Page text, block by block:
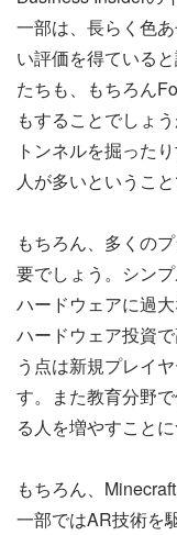
一部は、長らく色
い評価を得ている
たちも、もちろん
もすることでしょ
トンネルを掘った
人が多いということ
もちろん、多くの
要でしょう。シン
ハードウェアに過
ハードウェア投資
う点は新規プレイ
す。また教育分野
る人を増やすこと
もちろん、
一部ではAR技術を